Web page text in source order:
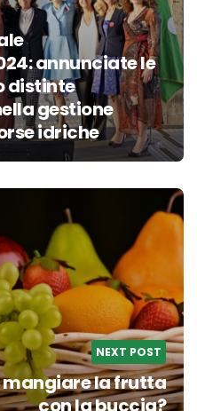
annunciate le
distinte
gestione
idriche
NEXT POST
mangiare la frutta
con la buccia?